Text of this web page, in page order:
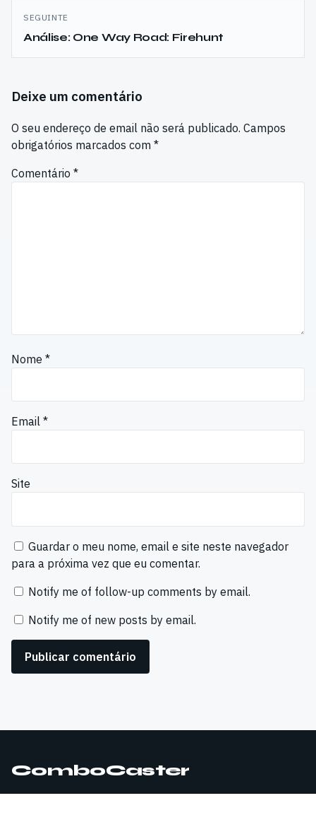
SEGUINTE
Análise: One Way Road: Firehunt
Deixe um comentário
O seu endereço de email não será publicado. Campos
obrigatórios marcados com *
Comentário *
Nome *
Email *
Site
Guardar o meu nome, email e site neste navegador
para a próxima vez que eu comentar.
Notify me of follow-up comments by email.
Notify me of new posts by email.
ComboCaster